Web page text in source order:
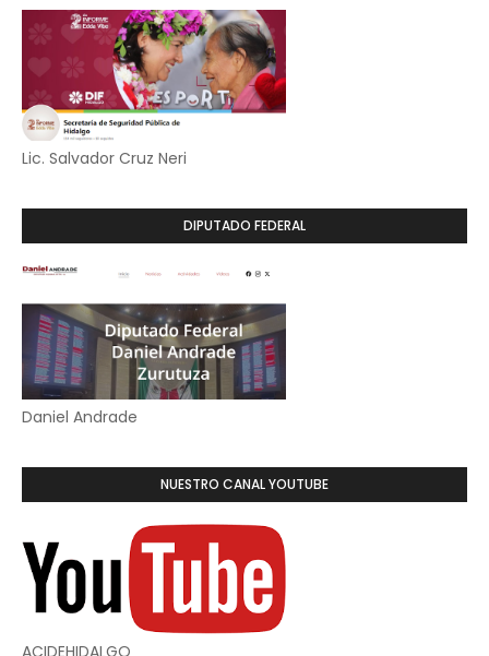
Lic. Salvador Cruz Neri
DIPUTADO FEDERAL
Daniel Andrade
NUESTRO CANAL YOUTUBE
ACIDEHIDALGO